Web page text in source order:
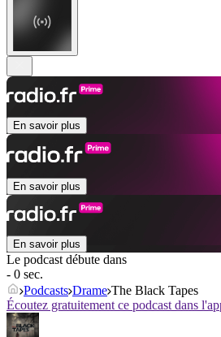
En savoir plus
En savoir plus
En savoir plus
Le podcast débute dans
- 0 sec.
Podcasts Drame The Black Tapes
Écoutez gratuitement ce podcast dans